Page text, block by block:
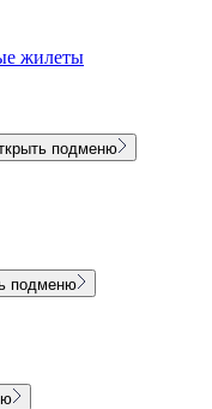
жилеты
подменю
подменю